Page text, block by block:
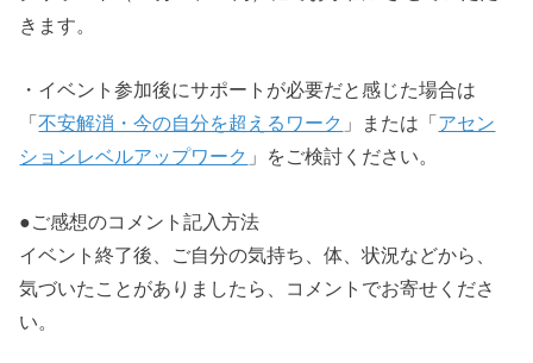
きます。
・イベント参加後にサポートが必要だと感じた場合は
「不安解消・今の自分を超えるワーク 」または「 アセン
ションレベルアップワーク 」をご検討ください。
●ご感想のコメント記入方法
イベント終了後、ご自分の気持ち、体、状況などから、
気づいたことがありましたら、コメントでお寄せくださ
い。